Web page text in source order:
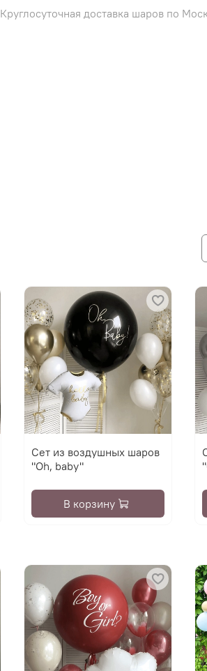
Круглосуточная доставка шаров по
Сет из воздушных шаров
"Oh, baby"
В корзину